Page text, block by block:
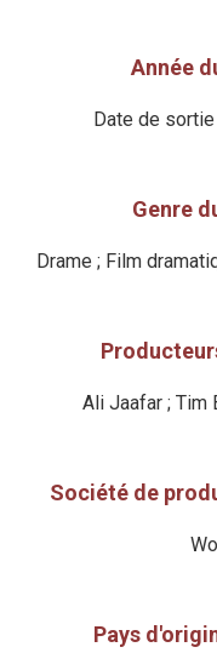
Année
Date de
Genre
Drame ; Film
Ali Jaafar ; Tim
Société de
Pays